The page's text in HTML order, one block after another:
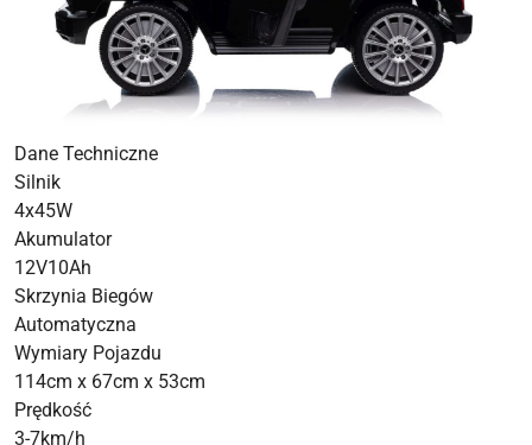
Dane Techniczne
Silnik
4x45W
Akumulator
12V10Ah
Skrzynia Biegów
Automatyczna
Wymiary Pojazdu
114cm x 67cm x 53cm
Prędkość
3-7km/h